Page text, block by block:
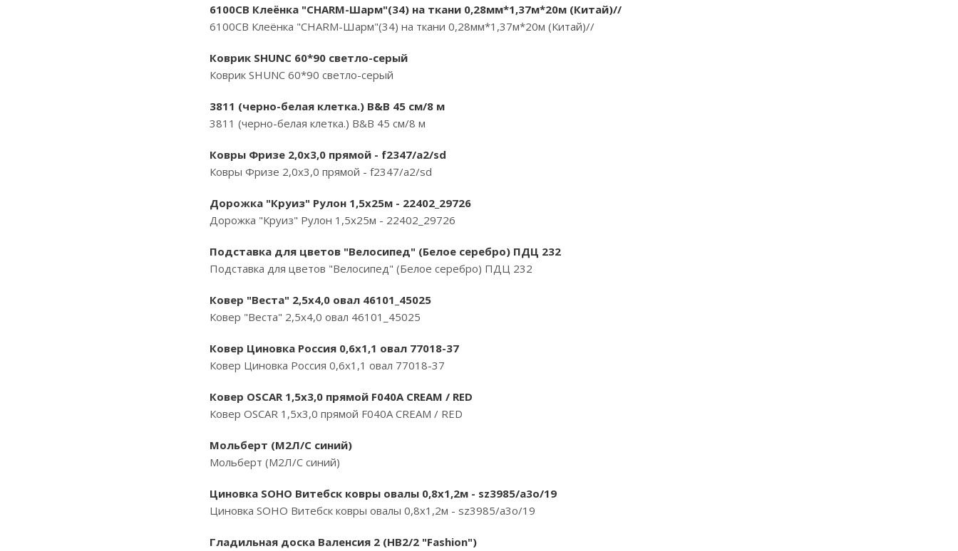
6100СB Клеёнка "CHARM-Шарм"(34) на ткани 0,28мм*1,37м*20м (Китай)//
6100СB Клеёнка "CHARM-Шарм"(34) на ткани 0,28мм*1,37м*20м (Китай)//
Коврик SHUNC 60*90 светло-серый
Коврик SHUNC 60*90 светло-серый
3811 (черно-белая клетка.) B&B 45 см/8 м
3811 (черно-белая клетка.) B&B 45 см/8 м
Ковры Фризе 2,0х3,0 прямой - f2347/a2/sd
Ковры Фризе 2,0х3,0 прямой - f2347/a2/sd
Дорожка "Круиз" Рулон 1,5х25м - 22402_29726
Дорожка "Круиз" Рулон 1,5х25м - 22402_29726
Подставка для цветов "Велосипед" (Белое серебро) ПДЦ 232
Подставка для цветов "Велосипед" (Белое серебро) ПДЦ 232
Ковер "Веста" 2,5х4,0 овал 46101_45025
Ковер "Веста" 2,5х4,0 овал 46101_45025
Ковер Циновка Россия 0,6х1,1 овал 77018-37
Ковер Циновка Россия 0,6х1,1 овал 77018-37
Ковер OSCAR 1,5х3,0 прямой F040A CREAM / RED
Ковер OSCAR 1,5х3,0 прямой F040A CREAM / RED
Мольберт (М2Л/С синий)
Мольберт (М2Л/С синий)
Циновка SOHO Витебск ковры овалы 0,8х1,2м - sz3985/a3o/19
Циновка SOHO Витебск ковры овалы 0,8х1,2м - sz3985/a3o/19
Гладильная доска Валенсия 2 (НВ2/2 "Fashion")